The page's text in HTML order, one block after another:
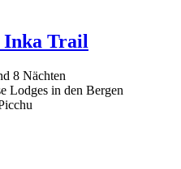
Inka Trail
8 Nächten
Lodges in den Bergen